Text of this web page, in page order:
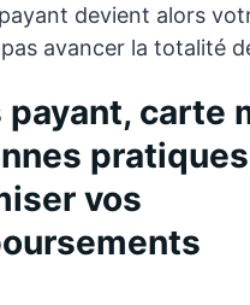
devient alors
avancer la totalité
payant, carte
vos